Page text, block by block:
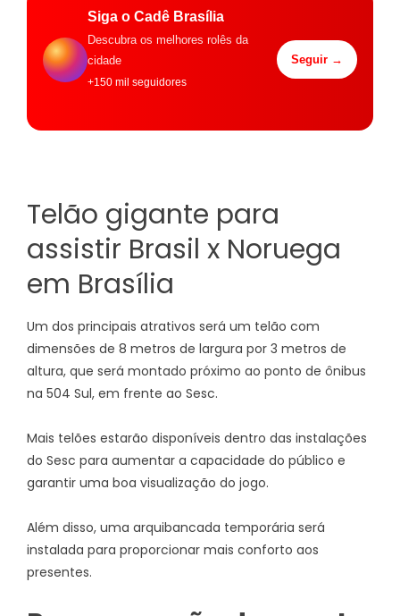
Siga o Cadê Brasília
Descubra os melhores rolês da
cidade
+150 mil seguidores
Seguir →
Telão gigante para
assistir Brasil x Noruega
em Brasília
Um dos principais atrativos será um telão com
dimensões de 8 metros de largura por 3 metros de
altura, que será montado próximo ao ponto de ônibus
na 504 Sul, em frente ao Sesc.
Mais telões estarão disponíveis dentro das instalações
do Sesc para aumentar a capacidade do público e
garantir uma boa visualização do jogo.
Além disso, uma arquibancada temporária será
instalada para proporcionar mais conforto aos
presentes.